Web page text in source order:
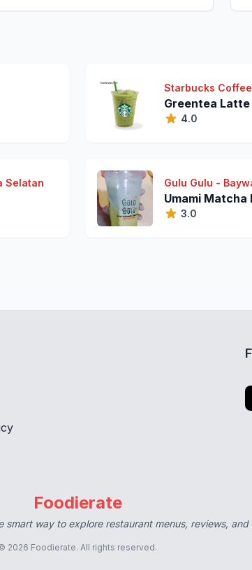
Starbucks
Greentea Latte
4.0
Selatan Gulu Gulu -
Umami Matcha
3.0
Foodierate
smart way to explore restaurant menus, reviews, and
2026 Foodierate. All rights reserved.